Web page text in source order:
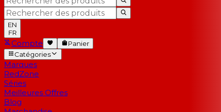
EN
FR
Compte
Panier
Catégories
Marques
RedZone
Séries
Meilleures Offres
Blog